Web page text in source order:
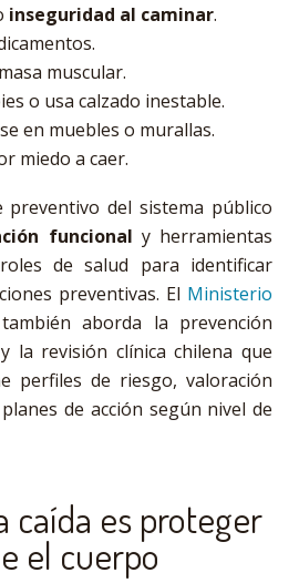
inseguridad al caminar.
muscular.
o usa calzado inestable.
en muebles o murallas.
miedo a caer.
preventivo del sistema público
funcional y herramientas
de salud para identificar
preventivas. El Ministerio
también aborda la prevención
la revisión clínica chilena que
perfiles de riesgo, valoración
de acción según nivel de
caída es proteger
el cuerpo